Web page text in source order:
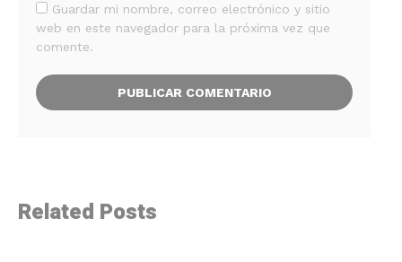
Guardar mi nombre, correo electrónico y sitio
web en este navegador para la próxima vez que
comente.
Related Posts